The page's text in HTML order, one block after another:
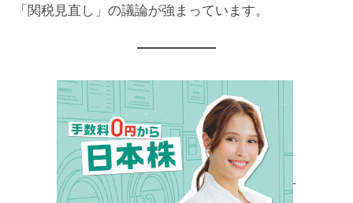
「関税見直し」の議論が強まっています。